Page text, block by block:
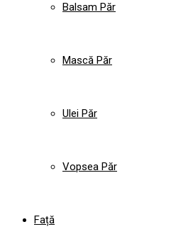
Balsam Păr
Mască Păr
Ulei Păr
Vopsea Păr
Față